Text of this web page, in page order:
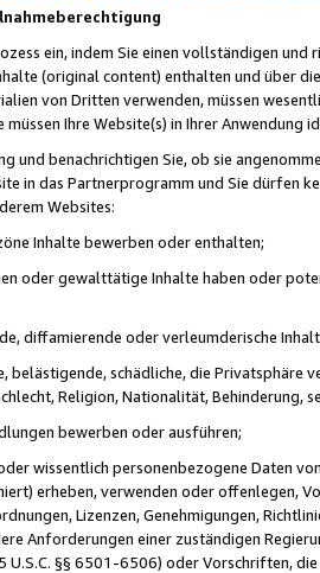
ein, indem Sie einen vollständigen
(original content) enthalten und über
von Dritten verwenden, müssen
Ihre Website(s) in Ihrer Anwendung
und benachrichtigen Sie, ob sie
in das Partnerprogramm und Sie dürfen
Websites:
Inhalte bewerben oder enthalten;
oder gewalttätige Inhalte haben oder
diffamierende oder verleumderische
belästigende, schädliche, die Privatsphäre
Religion, Nationalität, Behinderung,
bewerben oder ausführen;
wissentlich personenbezogene Daten
erheben, verwenden oder offenlegen,
Lizenzen, Genehmigungen,
Anforderungen einer zuständigen
U.S.C. §§ 6501-6506) oder Vorschriften,